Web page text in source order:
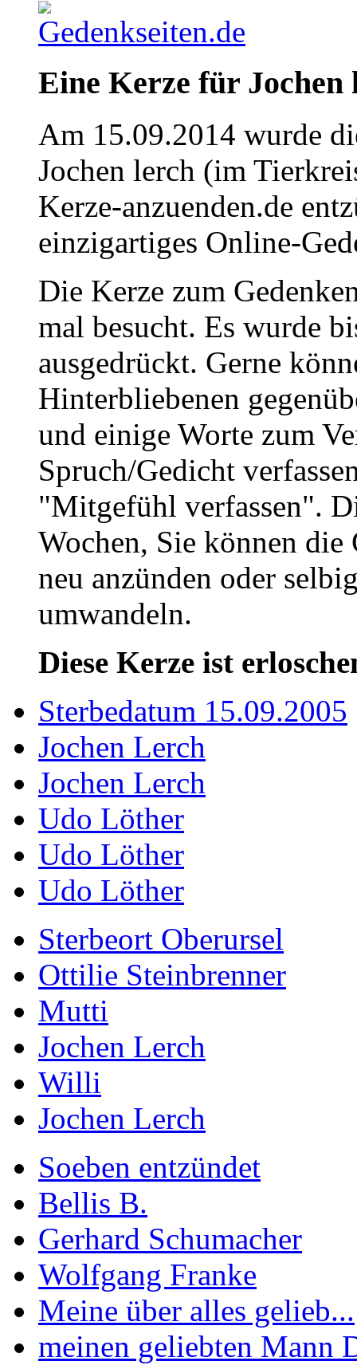
Eine Kerze für Jochen
Am 15.09.2014 wurde
Jochen lerch (im
Kerze-anzuenden.de
einzigartiges Online-
Die Kerze zum
mal besucht. Es wurde
ausgedrückt. Gerne
Hinterbliebenen
und einige Worte zum
Spruch/Gedicht
"Mitgefühl verfassen".
Wochen, Sie können die
neu anzünden oder
umwandeln.
Diese Kerze ist
Sterbedatum 15.09.2005
Jochen Lerch
Jochen Lerch
Udo Löther
Udo Löther
Udo Löther
Sterbeort Oberursel
Ottilie Steinbrenner
Mutti
Jochen Lerch
Willi
Jochen Lerch
Soeben entzündet
Bellis B.
Gerhard Schumacher
Wolfgang Franke
Meine über alles gelieb...
meinen geliebten Mann